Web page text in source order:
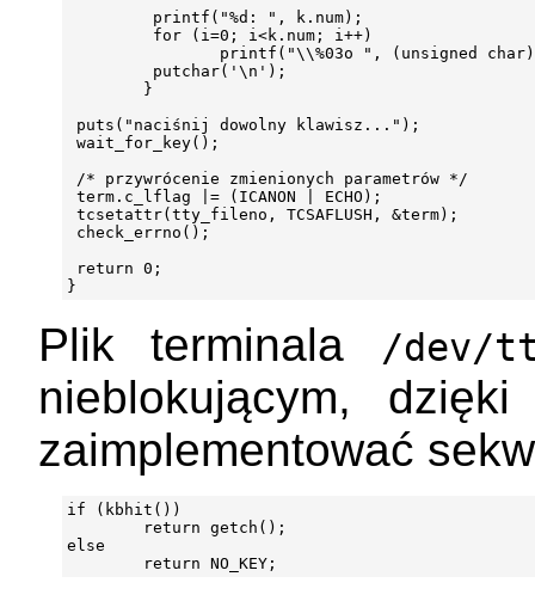
         printf("%d: ", k.num);
         for (i=0; i<k.num; i++)
printf("\\%03o ", (unsigned
         putchar('\n');
        }
puts("naciśnij dowolny klawisz...");
wait_for_key();
/* przywrócenie zmienionych parametrów */
term.c_lflag |= (ICANON | ECHO);
tcsetattr(tty_fileno, TCSAFLUSH, &term);
check_errno();
return 0;
Plik terminala /dev/
nieblokującym,
zaimplementować
if (kbhit())
        return getch();
else